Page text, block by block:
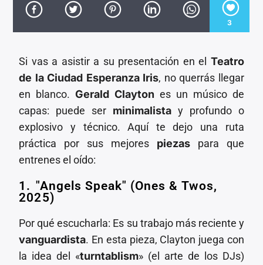
3
Si vas a asistir a su presentación en el Teatro
de la Ciudad Esperanza Iris, no querrás llegar
en blanco.Gerald Clayton es un músico de
capas: puede ser minimalista y profundo o
explosivo y técnico. Aquí te dejo una ruta
práctica por sus mejores piezaspara que
entrenes el oído:
1.⁠ ⁠"Angels Speak" (Ones & Twos,
2025)
Por qué escucharla: Es su trabajo más reciente y
vanguardista. En esta pieza, Clayton juega con
la idea del «turntablism» (el arte de los DJs)